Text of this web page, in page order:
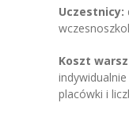
Uczestnicy:
Koszt
placówki i